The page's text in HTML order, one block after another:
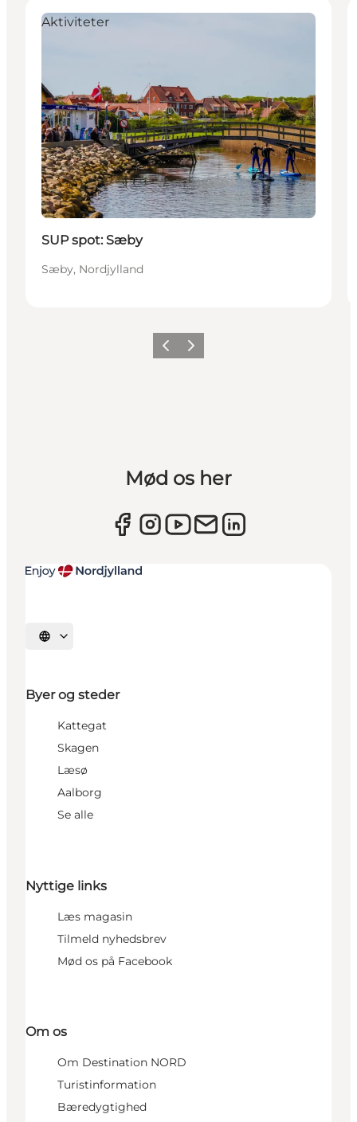
Aktiviteter
SUP spot: Sæby
Sæby, Nordjylland
ForrigeNæste
Mød os her
Vælg sprog
Byer og steder
Kattegat
Skagen
Læsø
Aalborg
Se alle
Nyttige links
Læs magasin
Tilmeld nyhedsbrev
Mød os på Facebook
Om os
Om Destination NORD
Turistinformation
Bæredygtighed